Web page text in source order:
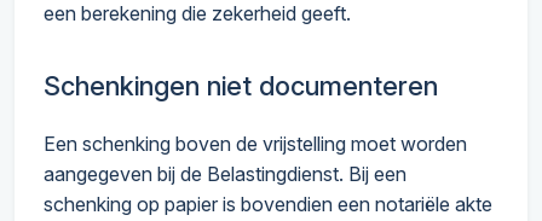
een berekening die zekerheid geeft.
Schenkingen niet documenteren
Een schenking boven de vrijstelling moet worden
aangegeven bij de Belastingdienst. Bij een
schenking op papier is bovendien een notariële akte